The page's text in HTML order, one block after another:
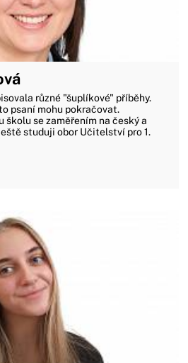
různé "šuplíkové" příběhy.
psaní mohu pokračovat.
školu se zaměřením na český a
studuji obor Učitelství pro 1.